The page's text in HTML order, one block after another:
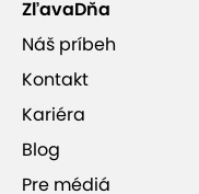
ZľavaDňa
Náš príbeh
Kontakt
Kariéra
Blog
Pre médiá